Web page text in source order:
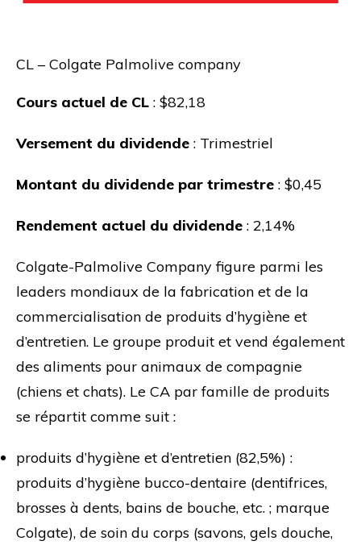
CL – Colgate Palmolive company
Cours actuel de CL : $82,18
Versement du dividende : Trimestriel
Montant du dividende par trimestre : $0,45
Rendement actuel du dividende : 2,14%
Colgate-Palmolive Company figure parmi les
leaders mondiaux de la fabrication et de la
commercialisation de produits d’hygiène et
d’entretien. Le groupe produit et vend également
des aliments pour animaux de compagnie
(chiens et chats). Le CA par famille de produits
se répartit comme suit :
produits d’hygiène et d’entretien (82,5%) :
produits d’hygiène bucco-dentaire (dentifrices,
brosses à dents, bains de bouche, etc. ; marque
Colgate), de soin du corps (savons, gels douche,